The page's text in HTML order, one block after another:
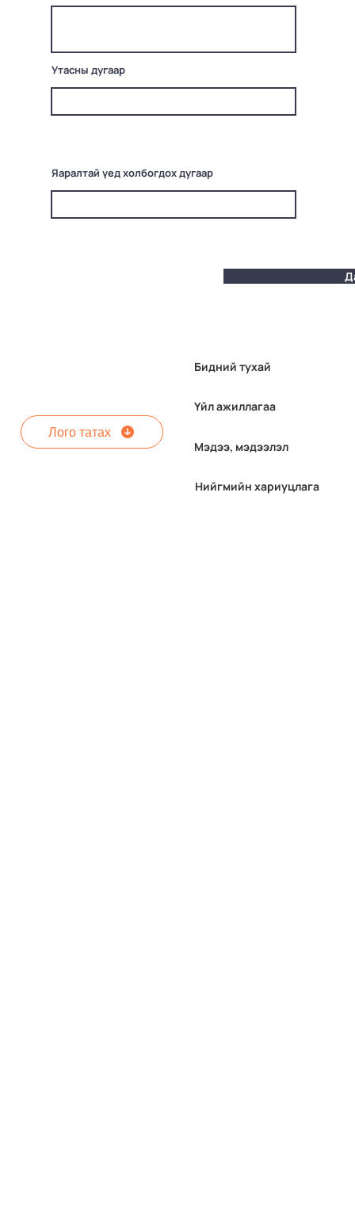
Утасны дугаар
Яаралтай үед холбогдох дугаар
Лого татах
Бидний тухай
Үйл ажиллагаа
Мэдээ, мэдээлэл
Нийгмийн хариуцлага